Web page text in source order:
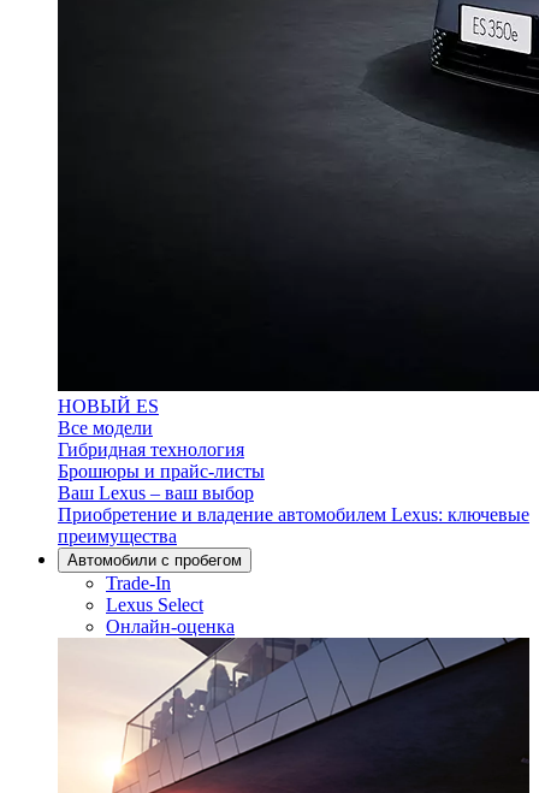
НОВЫЙ ES
Все модели
Гибридная технология
Брошюры и прайс-листы
Ваш Lexus – ваш выбор
Приобретение и владение автомобилем Lexus: ключевые
преимущества
Aвтомобили с пробегом
Trade-In
Lexus Select
Онлайн-оценка